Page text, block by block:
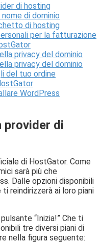
di hosting
di dominio
di hosting
per la fatturazione
privacy del dominio
privacy del dominio
del tuo ordine
WordPress
provider di
di HostGator. Come
sarà più che
Dalle opzioni disponibili
reindirizzerà ai loro piani
“Inizia!” Che ti
tre diversi piani di
nella figura seguente: